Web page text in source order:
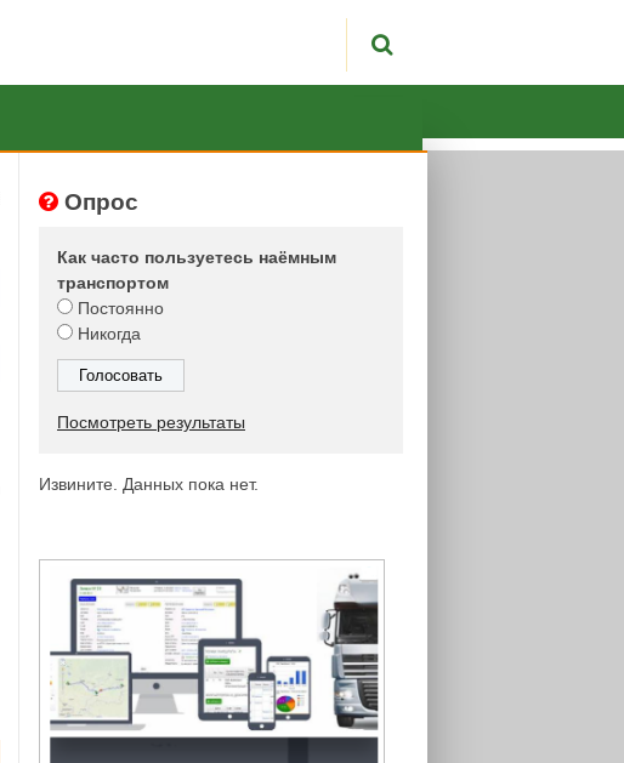
Опрос
Как часто пользуетесь наёмным
транспортом
Постоянно
Никогда
Посмотреть результаты
Извините. Данных пока нет.